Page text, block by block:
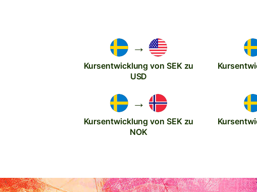
→
Kursentwicklung von SEK zu
USD
→
Kursentwicklung von SEK zu
NOK